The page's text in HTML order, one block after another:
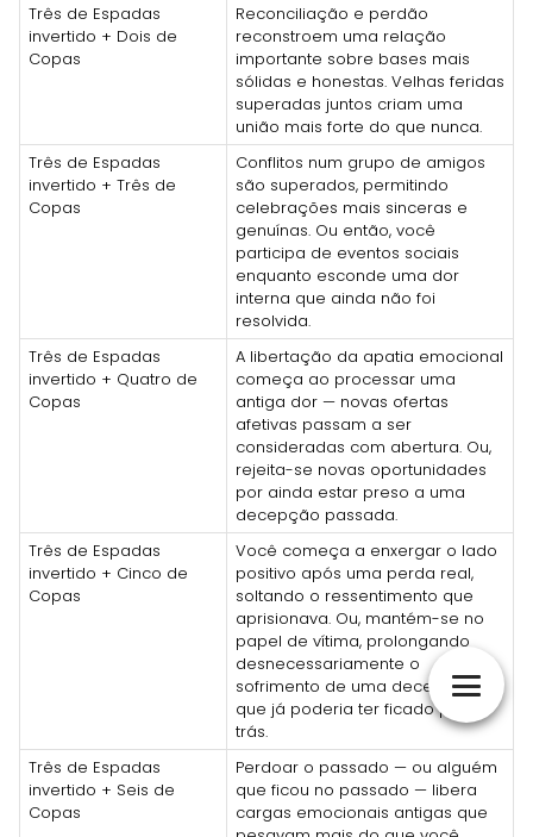
Três de Espadas
invertido + Dois de
Copas
Reconciliação e perdão
reconstroem uma relação
importante sobre bases mais
sólidas e honestas. Velhas feridas
superadas juntos criam uma
união mais forte do que nunca.
Três de Espadas
invertido + Três de
Copas
Conflitos num grupo de amigos
são superados, permitindo
celebrações mais sinceras e
genuínas. Ou então, você
participa de eventos sociais
enquanto esconde uma dor
interna que ainda não foi
resolvida.
Três de Espadas
invertido + Quatro de
Copas
A libertação da apatia emocional
começa ao processar uma
antiga dor — novas ofertas
afetivas passam a ser
consideradas com abertura. Ou,
rejeita-se novas oportunidades
por ainda estar preso a uma
decepção passada.
Três de Espadas
invertido + Cinco de
Copas
Você começa a enxergar o lado
positivo após uma perda real,
soltando o ressentimento que
aprisionava. Ou, mantém-se no
papel de vítima, prolongando
desnecessariamente o
sofrimento de uma decepção
que já poderia ter ficado para
trás.
Três de Espadas
invertido + Seis de
Copas
Perdoar o passado — ou alguém
que ficou no passado — libera
cargas emocionais antigas que